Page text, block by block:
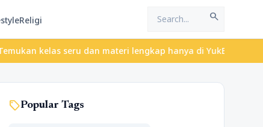
Religi search
kelas seru dan materi lengkap hanya di YukBelajar.com.
sellPopular Tags